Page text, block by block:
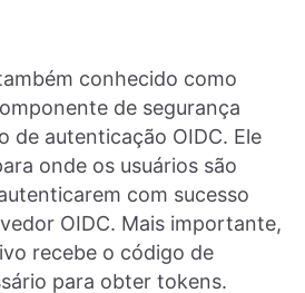
conhecido como
de segurança
de autenticação OIDC. Ele
onde os usuários são
com sucesso
OIDC. Mais importante,
recebe o código de
para obter tokens.